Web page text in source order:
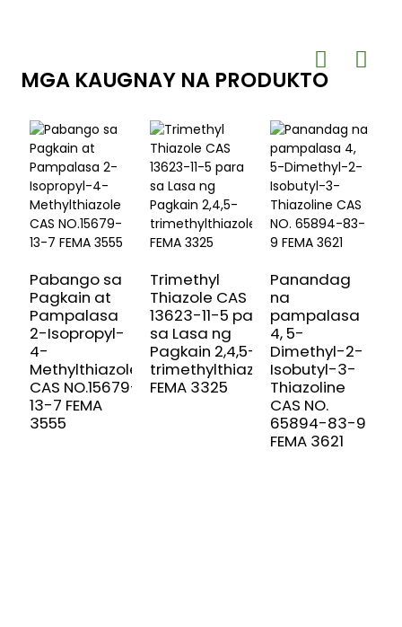
MGA KAUGNAY NA PRODUKTO
Pabango sa
Pagkain at
Pampalasa
2-Isopropyl-
4-
Methylthiazole
CAS NO.15679-
13-7 FEMA
3555
Trimethyl
Thiazole CAS
13623-11-5 para
sa Lasa ng
Pagkain 2,4,5-
trimethylthiazole
FEMA 3325
Panandag
na
pampalasa
4, 5-
Dimethyl-2-
Isobutyl-3-
Thiazoline
CAS NO.
65894-83-9
FEMA 3621